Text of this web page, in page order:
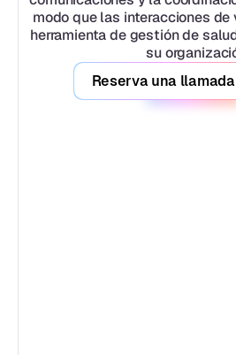
modo que las interacciones
herramienta de gestión de
su
Reserva una llamada